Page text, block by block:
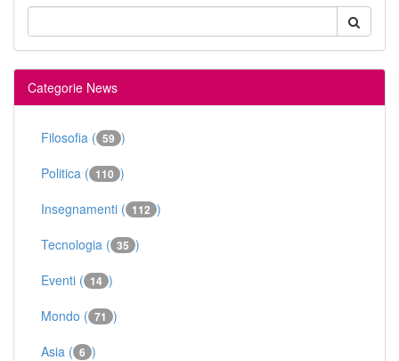
Categorie News
Filosofia ( 59 )
Politica ( 110 )
Insegnamenti ( 112 )
Tecnologia ( 35 )
Eventi ( 14 )
Mondo ( 71 )
Asia ( 6 )